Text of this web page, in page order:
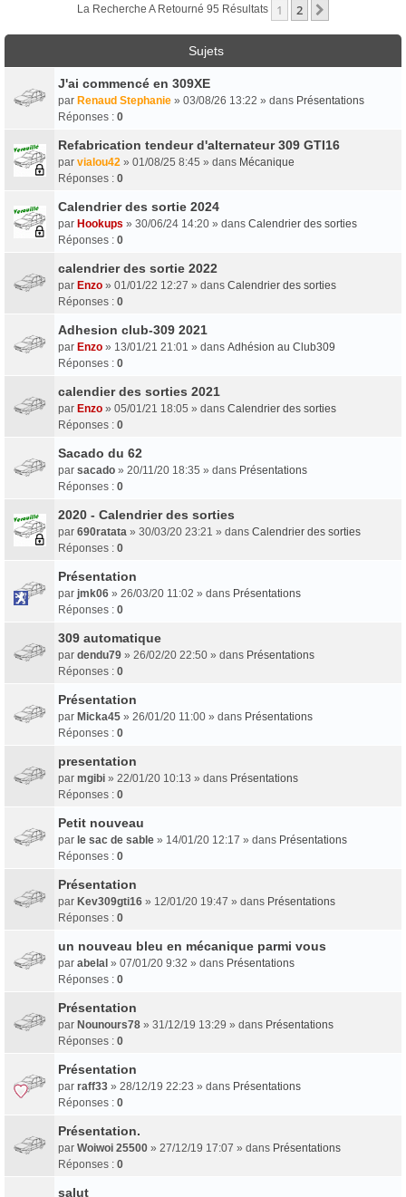
La Recherche A Retourné 95 Résultats 1 2
Sujets
J'ai commencé en 309XE
par Renaud Stephanie » 03/08/26 13:22 » dans Présentations
Réponses : 0
Refabrication tendeur d'alternateur 309 GTI16
par vialou42 » 01/08/25 8:45 » dans Mécanique
Réponses : 0
Calendrier des sortie 2024
par Hookups » 30/06/24 14:20 » dans Calendrier des sorties
Réponses : 0
calendrier des sortie 2022
par Enzo » 01/01/22 12:27 » dans Calendrier des sorties
Réponses : 0
Adhesion club-309 2021
par Enzo » 13/01/21 21:01 » dans Adhésion au Club309
Réponses : 0
calendier des sorties 2021
par Enzo » 05/01/21 18:05 » dans Calendrier des sorties
Réponses : 0
Sacado du 62
par sacado » 20/11/20 18:35 » dans Présentations
Réponses : 0
2020 - Calendrier des sorties
par 690ratata » 30/03/20 23:21 » dans Calendrier des sorties
Réponses : 0
Présentation
par jmk06 » 26/03/20 11:02 » dans Présentations
Réponses : 0
309 automatique
par dendu79 » 26/02/20 22:50 » dans Présentations
Réponses : 0
Présentation
par Micka45 » 26/01/20 11:00 » dans Présentations
Réponses : 0
presentation
par mgibi » 22/01/20 10:13 » dans Présentations
Réponses : 0
Petit nouveau
par le sac de sable » 14/01/20 12:17 » dans Présentations
Réponses : 0
Présentation
par Kev309gti16 » 12/01/20 19:47 » dans Présentations
Réponses : 0
un nouveau bleu en mécanique parmi vous
par abelal » 07/01/20 9:32 » dans Présentations
Réponses : 0
Présentation
par Nounours78 » 31/12/19 13:29 » dans Présentations
Réponses : 0
Présentation
par raff33 » 28/12/19 22:23 » dans Présentations
Réponses : 0
Présentation.
par Woiwoi 25500 » 27/12/19 17:07 » dans Présentations
Réponses : 0
salut